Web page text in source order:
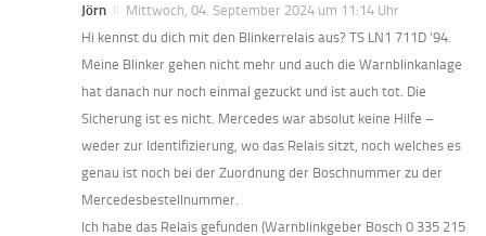
Jörn
Mittwoch, 04. September 2024 um 11:14 Uhr
Hi kennst du dich mit den Blinkerrelais aus? TS LN1 711D ’94.
Meine Blinker gehen nicht mehr und auch die Warnblinkanlage
hat danach nur noch einmal gezuckt und ist auch tot. Die
Sicherung ist es nicht. Mercedes war absolut keine Hilfe –
weder zur Identifizierung, wo das Relais sitzt, noch welches es
genau ist noch bei der Zuordnung der Boschnummer zu der
Mercedesbestellnummer.
Ich habe das Relais gefunden (Warnblinkgeber Bosch 0 335 215